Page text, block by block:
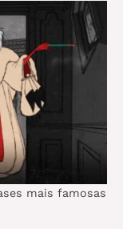
mais famosas